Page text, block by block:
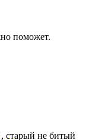
поможет.
, старый не битый